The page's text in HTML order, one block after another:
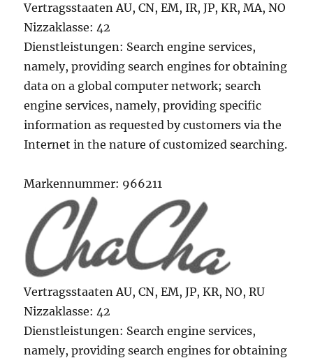
Vertragsstaaten AU, CN, EM, IR, JP, KR, MA, NO
Nizzaklasse: 42
Dienstleistungen: Search engine services,
namely, providing search engines for obtaining
data on a global computer network; search
engine services, namely, providing specific
information as requested by customers via the
Internet in the nature of customized searching.
Markennummer: 966211
Vertragsstaaten AU, CN, EM, JP, KR, NO, RU
Nizzaklasse: 42
Dienstleistungen: Search engine services,
namely, providing search engines for obtaining